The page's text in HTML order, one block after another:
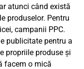
atunci când există
produselor. Pentru
campanii PPC.
publicitate pentru a
propriile produse și
facem o mică